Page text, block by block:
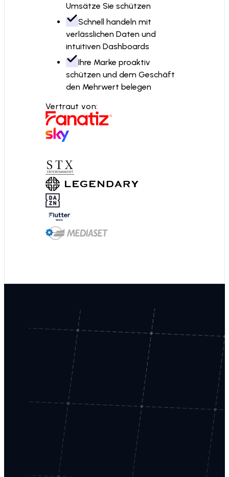
Umsätze Sie schützen
Schnell handeln mit
verlässlichen Daten und
intuitiven Dashboards
Ihre Marke proaktiv
schützen und dem Geschäft
den Mehrwert belegen
Vertraut von: